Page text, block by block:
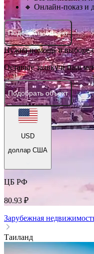
🔸 Онлайн-показ и
Подобрать объект
Нужна помощь в выборе
Оставьте заявку и наш
Подобрать объект
USD
доллар США
ЦБ РФ
80.93 ₽
Зарубежная
Таиланд